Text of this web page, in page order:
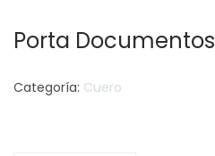
Porta Documentos
Categoría: Cuero